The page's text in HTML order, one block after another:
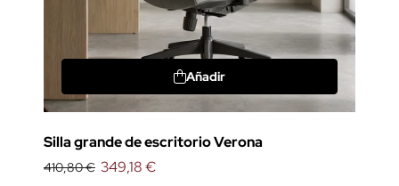
Añadir
Silla grande de escritorio Verona
410,80 € 349,18 €